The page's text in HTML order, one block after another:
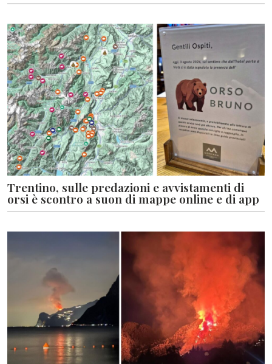
Trentino, sulle predazioni e avvistamenti di
orsi è scontro a suon di mappe online e di app